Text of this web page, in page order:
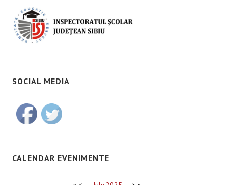
SOCIAL MEDIA
CALENDAR EVENIMENTE